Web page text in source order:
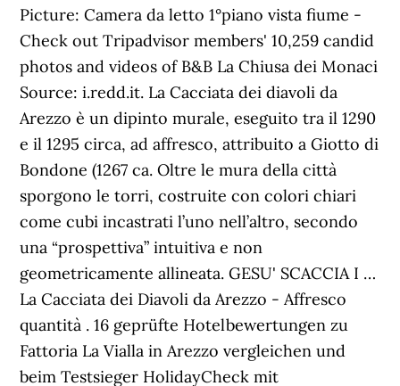
Picture: Camera da letto 1°piano vista fiume -
Check out Tripadvisor members' 10,259 candid
photos and videos of B&B La Chiusa dei Monaci
Source: i.redd.it. La Cacciata dei diavoli da
Arezzo è un dipinto murale, eseguito tra il 1290
e il 1295 circa, ad affresco, attribuito a Giotto di
Bondone (1267 ca. Oltre le mura della città
sporgono le torri, costruite con colori chiari
come cubi incastrati l’uno nell’altro, secondo
una “prospettiva” intuitiva e non
geometricamente allineata. GESU' SCACCIA I …
La Cacciata dei Diavoli da Arezzo - Affresco
quantità . 16 geprüfte Hotelbewertungen zu
Fattoria La Vialla in Arezzo vergleichen und
beim Testsieger HolidayCheck mit